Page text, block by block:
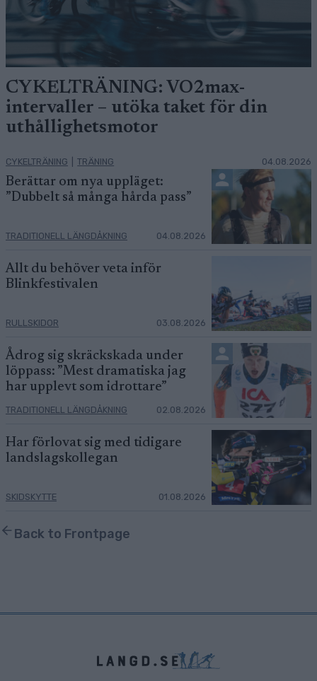
CYKELTRÄNING: VO2max-
intervaller – utöka taket för din
uthållighetsmotor
CYKELTRÄNING TRÄNING 04.08.2026
Berättar om nya uppläget:
”Dubbelt så många hårda pass”
TRADITIONELL LÄNGDÅKNING 04.08.2026
Allt du behöver veta inför
Blinkfestivalen
RULLSKIDOR 03.08.2026
Ådrog sig skräckskada under
löppass: ”Mest dramatiska jag
har upplevt som idrottare”
TRADITIONELL LÄNGDÅKNING 02.08.2026
Har förlovat sig med tidigare
landslagskollegan
SKIDSKYTTE 01.08.2026
Back to Frontpage